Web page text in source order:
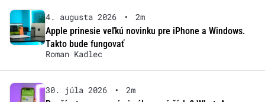
4. augusta 2026 •
2m
Apple prinesie veľkú novinku pre iPhone a Windows.
Takto bude fungovať
Roman Kadlec
30. júla 2026 •
2m